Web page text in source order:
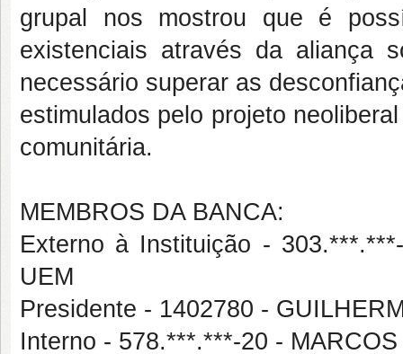
grupal nos mostrou que é
existenciais através da aliança
necessário superar as
estimulados pelo projeto
comunitária.
MEMBROS DA BANCA:
Externo à Instituição -
UEM
Presidente - 1402780 -
Interno - 578.***.***-20 -